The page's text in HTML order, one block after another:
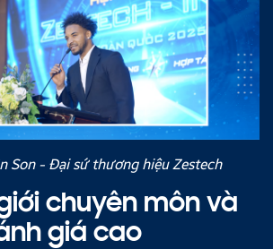
Son - Đại sứ thương hiệu Zestech
chuyên môn và
giá cao